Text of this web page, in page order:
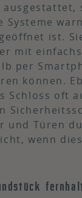
ist.
mit
per
können.
Schloss oft
und Türen
wenn